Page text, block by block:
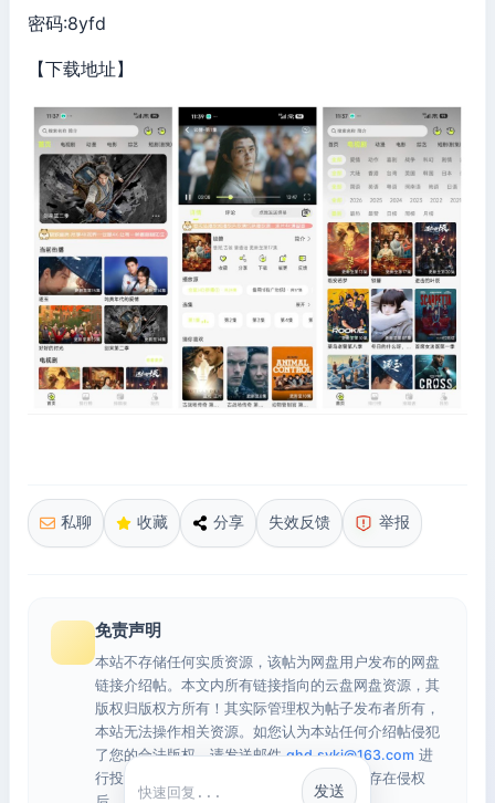
密码:8yfd
【下载地址】
私聊 收藏 分享 失效反馈 举报
免责声明
本站不存储任何实质资源，该帖为网盘用户发布的网盘
链接介绍帖。本文内所有链接指向的云盘网盘资源，其
版权归版权方所有！其实际管理权为帖子发布者所有，
本站无法操作相关资源。如您认为本站任何介绍帖侵犯
了您的合法版权，请发送邮件qhd.sykj@163.com 进
行投诉，我们将在确认本文链接指向的资源存在侵权
发送